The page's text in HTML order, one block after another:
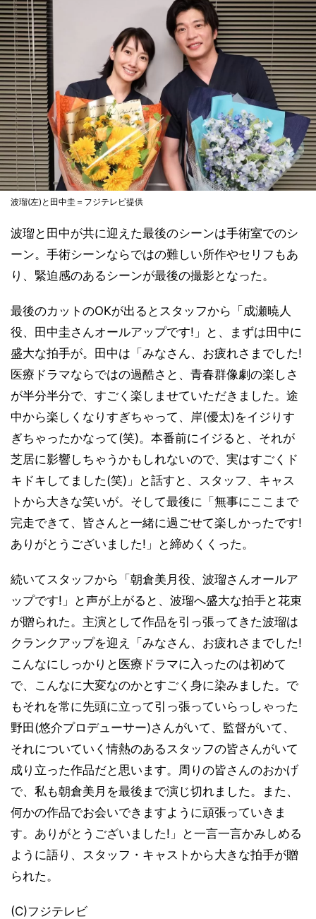
波瑠(左)と田中圭＝フジテレビ提供
波瑠と田中が共に迎えた最後のシーンは手術室でのシ
ーン。手術シーンならではの難しい所作やセリフもあ
り、緊迫感のあるシーンが最後の撮影となった。
最後のカットのOKが出るとスタッフから「成瀬暁人
役、田中圭さんオールアップです!」と、まずは田中に
盛大な拍手が。田中は「みなさん、お疲れさまでした!
医療ドラマならではの過酷さと、青春群像劇の楽しさ
が半分半分で、すごく楽しませていただきました。途
中から楽しくなりすぎちゃって、岸(優太)をイジりす
ぎちゃったかなって(笑)。本番前にイジると、それが
芝居に影響しちゃうかもしれないので、実はすごくド
キドキしてました(笑)」と話すと、スタッフ、キャス
トから大きな笑いが。そして最後に「無事にここまで
完走できて、皆さんと一緒に過ごせて楽しかったです!
ありがとうございました!」と締めくくった。
続いてスタッフから「朝倉美月役、波瑠さんオールア
ップです!」と声が上がると、波瑠へ盛大な拍手と花束
が贈られた。主演として作品を引っ張ってきた波瑠は
クランクアップを迎え「みなさん、お疲れさまでした!
こんなにしっかりと医療ドラマに入ったのは初めて
で、こんなに大変なのかとすごく身に染みました。で
もそれを常に先頭に立って引っ張っていらっしゃった
野田(悠介プロデューサー)さんがいて、監督がいて、
それについていく情熱のあるスタッフの皆さんがいて
成り立った作品だと思います。周りの皆さんのおかげ
で、私も朝倉美月を最後まで演じ切れました。また、
何かの作品でお会いできますように頑張っていきま
す。ありがとうございました!」と一言一言かみしめる
ように語り、スタッフ・キャストから大きな拍手が贈
られた。
(C)フジテレビ